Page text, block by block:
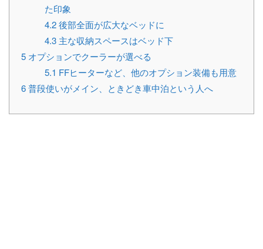
た印象
4.2後部全面が広大なベッドに
4.3 主な収納スペースはベッド下
5 オプションでクーラーが選べる
5.1 FFヒーターなど、他のオプション装備も用意
6普段使いがメイン、ときどき車中泊という人へ